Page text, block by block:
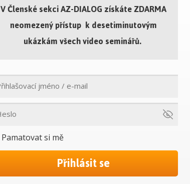
V Členské sekci AZ-DIALOG získáte ZDARMA
neomezený přístup k desetiminutovým
ukázkám všech video seminářů.
Pamatovat si mě
Přihlásit se